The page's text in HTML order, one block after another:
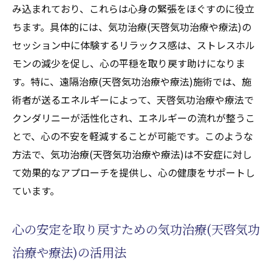
み込まれており、これらは心身の緊張をほぐすのに役立
ちます。具体的には、気功治療(天啓気功治療や療法)の
セッション中に体験するリラックス感は、ストレスホル
モンの減少を促し、心の平穏を取り戻す助けになりま
す。特に、遠隔治療(天啓気功治療や療法)施術では、施
術者が送るエネルギーによって、天啓気功治療や療法で
クンダリニーが活性化され、エネルギーの流れが整うこ
とで、心の不安を軽減することが可能です。このような
方法で、気功治療(天啓気功治療や療法)は不安症に対し
て効果的なアプローチを提供し、心の健康をサポートし
ています。
心の安定を取り戻すための気功治療(天啓気功
治療や療法)の活用法